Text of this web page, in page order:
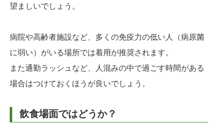
望ましいでしょう。
病院や高齢者施設など、多くの免疫力の低い人（病原菌
に弱い）がいる場所では着用が推奨されます。
また通勤ラッシュなど、人混みの中で過ごす時間がある
場合はつけておくほうが良いでしょう。
飲食場面ではどうか？